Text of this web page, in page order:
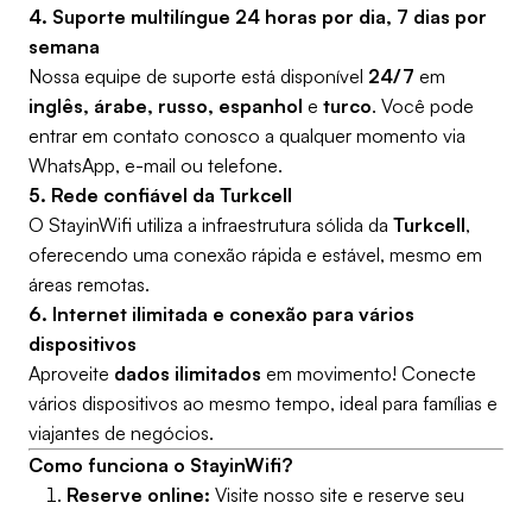
4. Suporte multilíngue 24 horas por dia, 7 dias por
semana
Nossa equipe de suporte está disponível 24/7 em
inglês, árabe, russo, espanhol e turco. Você pode
entrar em contato conosco a qualquer momento via
WhatsApp, e-mail ou telefone.
5. Rede confiável da Turkcell
O StayinWifi utiliza a infraestrutura sólida da Turkcell,
oferecendo uma conexão rápida e estável, mesmo em
áreas remotas.
6. Internet ilimitada e conexão para vários
dispositivos
Aproveite dados ilimitados em movimento! Conecte
vários dispositivos ao mesmo tempo, ideal para famílias e
viajantes de negócios.
Como funciona o StayinWifi?
Reserve online: Visite nosso site e reserve seu